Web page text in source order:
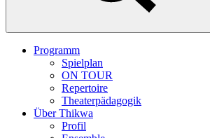
Programm
Spielplan
ON TOUR
Repertoire
Theaterpädagogik
Über Thikwa
Profil